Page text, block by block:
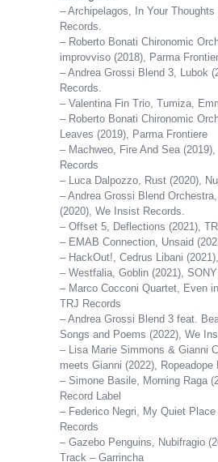
– Archipelagos, In Your Thoughts
Records.
– Roberto Bonati Chironomic
improvviso (2018), Parma
– Andrea Grossi Blend 3, Lubok
Records.
– Valentina Fin Trio, Tumiza,
– Roberto Bonati Chironomic
Leaves (2019), Parma Frontiere
– Machweo, Fire And Sea
Records
– Luca Dalpozzo, Rust (2020),
– Andrea Grossi Blend
(2020), We Insist Records.
– Offset 5, Deflections (2021),
– EMAB Connection, Unsaid
– HackOut!, Cedrus Libani
– Westfalia, Goblin (2021),
– Marco Cocconi Quartet, Even
TRJ Records
– Andrea Grossi Blend 3 feat.
Songs and Poems (2022), We
– Lisa Marie Simmons & Gianni
meets Gianni (2022), Ropeadope
– Simone Basile, Morning Raga
Record Label
– Federico Negri, My Quiet Place
Records
– Gazebo Penguins, Nubifragio
Track – Garrincha